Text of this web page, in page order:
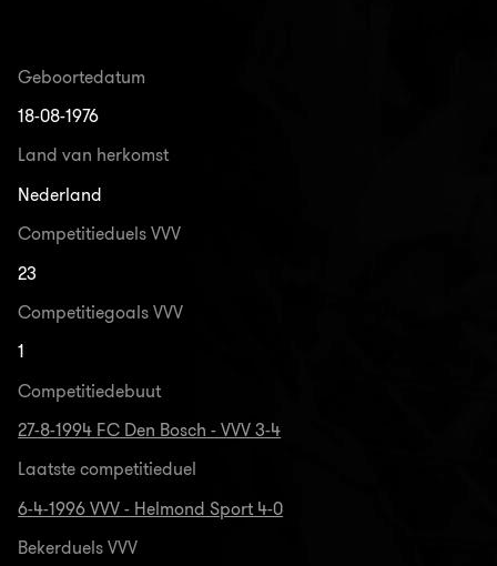
Geboortedatum
18-08-1976
Land van herkomst
Nederland
Competitieduels VVV
23
Competitiegoals VVV
1
Competitiedebuut
27-8-1994 FC Den Bosch - VVV 3-4
Laatste competitieduel
6-4-1996 VVV - Helmond Sport 4-0
Bekerduels VVV